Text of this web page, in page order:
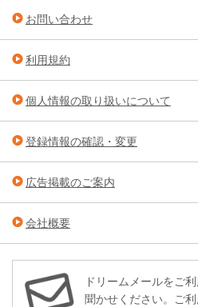
お問い合わせ
利用規約
個人情報の取り扱いについて
登録情報の確認・変更
広告掲載のご案内
会社概要
ドリームメールをご
聞かせください。ご